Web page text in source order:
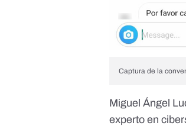
Captura de la
Miguel Ángel
experto en